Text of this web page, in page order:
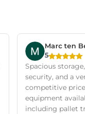
Marc ten
5
Spacious
security, and a
competitive
equipment
including pallet